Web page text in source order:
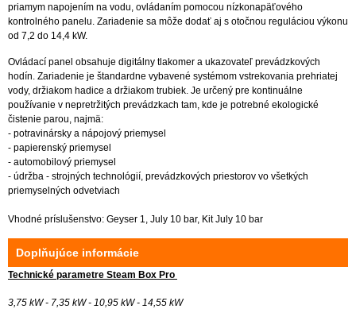
priamym napojením na vodu, ovládaním pomocou nízkonapäťového
kontrolného panelu. Zariadenie sa môže dodať aj s otočnou reguláciou výkonu
od 7,2 do 14,4 kW.
Ovládací panel obsahuje digitálny tlakomer a ukazovateľ prevádzkových
hodín. Zariadenie je štandardne vybavené systémom vstrekovania prehriatej
vody, držiakom hadice a držiakom trubiek. Je určený pre kontinuálne
používanie v nepretržitých prevádzkach tam, kde je potrebné ekologické
čistenie parou, najmä:
- potravinársky a nápojový priemysel
- papierenský priemysel
- automobilový priemysel
- údržba - strojných technológií, prevádzkových priestorov vo všetkých
priemyselných odvetviach
Vhodné príslušenstvo: Geyser 1, July 10 bar, Kit July 10 bar
Doplňujúce informácie
Technické parametre Steam Box Pro
3,75 kW - 7,35 kW - 10,95 kW - 14,55 kW